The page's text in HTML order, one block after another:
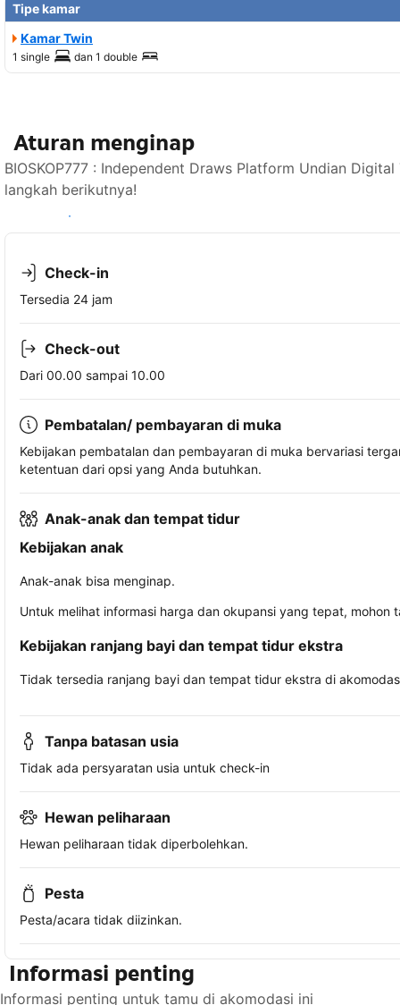
Tipe kamar
Kamar Twin
1 single dan 1 double
Aturan menginap
BIOSKOP777 : Independent Draws Platform Undian
langkah berikutnya!
Lihat ketersediaan
Check-in
Tersedia 24 jam
Check-out
Dari 00.00 sampai 10.00
Pembatalan/ pembayaran di muka
Kebijakan pembatalan dan pembayaran di muka bervariasi
ketentuan dari opsi yang Anda butuhkan.
Anak-anak dan tempat tidur
Kebijakan anak
Anak-anak bisa menginap.
Untuk melihat informasi harga dan okupansi yang tepat,
Kebijakan ranjang bayi dan tempat tidur ekstra
Tidak tersedia ranjang bayi dan tempat tidur ekstra di
Tanpa batasan usia
Tidak ada persyaratan usia untuk check-in
Hewan peliharaan
Hewan peliharaan tidak diperbolehkan.
Pesta
Pesta/acara tidak diizinkan.
Informasi penting
Informasi penting untuk tamu di akomodasi ini